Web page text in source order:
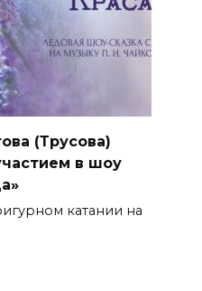
(Трусова)
в шоу
катании на